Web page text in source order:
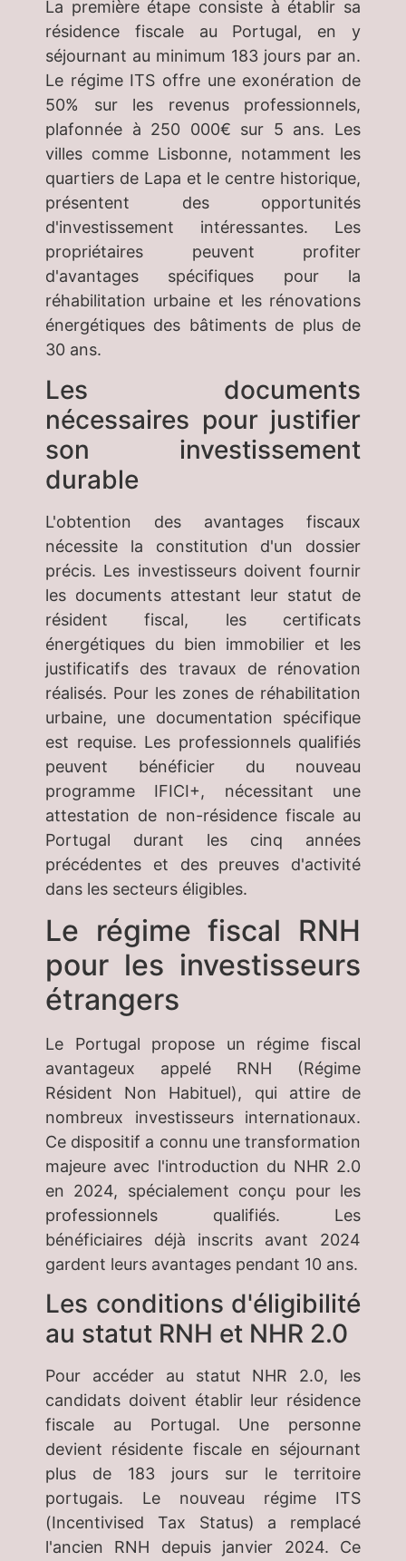
La première étape consiste à établir sa
résidence fiscale au Portugal, en y
séjournant au minimum 183 jours par an.
Le régime ITS offre une exonération de
50% sur les revenus professionnels,
plafonnée à 250 000€ sur 5 ans. Les
villes comme Lisbonne, notamment les
quartiers de Lapa et le centre historique,
présentent des opportunités
d'investissement intéressantes. Les
propriétaires peuvent profiter
d'avantages spécifiques pour la
réhabilitation urbaine et les rénovations
énergétiques des bâtiments de plus de
30 ans.
Les documents
nécessaires pour justifier
son investissement
durable
L'obtention des avantages fiscaux
nécessite la constitution d'un dossier
précis. Les investisseurs doivent fournir
les documents attestant leur statut de
résident fiscal, les certificats
énergétiques du bien immobilier et les
justificatifs des travaux de rénovation
réalisés. Pour les zones de réhabilitation
urbaine, une documentation spécifique
est requise. Les professionnels qualifiés
peuvent bénéficier du nouveau
programme IFICI+, nécessitant une
attestation de non-résidence fiscale au
Portugal durant les cinq années
précédentes et des preuves d'activité
dans les secteurs éligibles.
Le régime fiscal RNH
pour les investisseurs
étrangers
Le Portugal propose un régime fiscal
avantageux appelé RNH (Régime
Résident Non Habituel), qui attire de
nombreux investisseurs internationaux.
Ce dispositif a connu une transformation
majeure avec l'introduction du NHR 2.0
en 2024, spécialement conçu pour les
professionnels qualifiés. Les
bénéficiaires déjà inscrits avant 2024
gardent leurs avantages pendant 10 ans.
Les conditions d'éligibilité
au statut RNH et NHR 2.0
Pour accéder au statut NHR 2.0, les
candidats doivent établir leur résidence
fiscale au Portugal. Une personne
devient résidente fiscale en séjournant
plus de 183 jours sur le territoire
portugais. Le nouveau régime ITS
(Incentivised Tax Status) a remplacé
l'ancien RNH depuis janvier 2024. Ce